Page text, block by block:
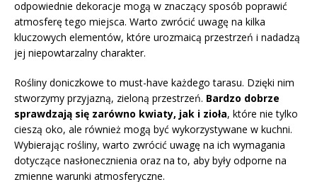
odpowiednie dekoracje mogą w znaczący sposób poprawić
atmosferę tego miejsca. Warto zwrócić uwagę na kilka
kluczowych elementów, które urozmaicą przestrzeń i nadadzą
jej niepowtarzalny charakter.
Rośliny doniczkowe to must-have każdego tarasu. Dzięki nim
stworzymy przyjazną, zieloną przestrzeń. Bardzo dobrze
sprawdzają się zarówno kwiaty, jak i zioła, które nie tylko
cieszą oko, ale również mogą być wykorzystywane w kuchni.
Wybierając rośliny, warto zwrócić uwagę na ich wymagania
dotyczące nasłonecznienia oraz na to, aby były odporne na
zmienne warunki atmosferyczne.